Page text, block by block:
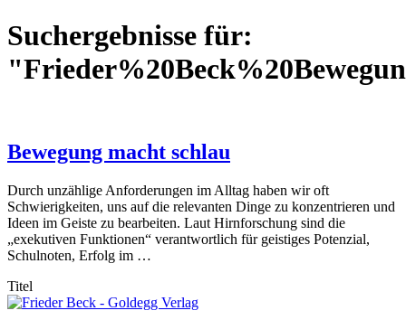
Suchergebnisse für:
Bewegung macht schlau
Durch unzählige Anforderungen im Alltag haben wir oft
Schwierigkeiten, uns auf die relevanten Dinge zu konzentrieren und
Ideen im Geiste zu bearbeiten. Laut Hirnforschung sind die
„exekutiven Funktionen“ verantwortlich für geistiges Potenzial,
Schulnoten, Erfolg im …
Titel